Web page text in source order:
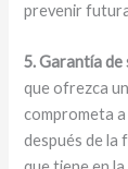
prevenir
5. Garantía de
que ofrezca
comprometa
después de la